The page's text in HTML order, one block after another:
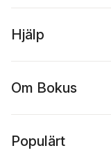
Hjälp
Om Bokus
Populärt